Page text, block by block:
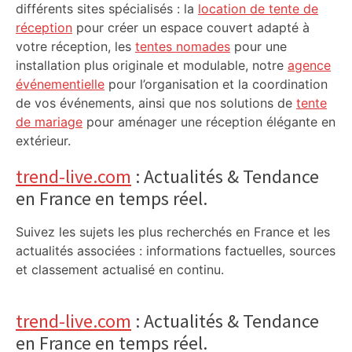
différents sites spécialisés : la location de tente de
réception pour créer un espace couvert adapté à
votre réception, les tentes nomades pour une
installation plus originale et modulable, notre agence
événementielle pour l’organisation et la coordination
de vos événements, ainsi que nos solutions de tente
de mariage pour aménager une réception élégante en
extérieur.
trend-live.com : Actualités & Tendance
en France en temps réel.
Suivez les sujets les plus recherchés en France et les
actualités associées : informations factuelles, sources
et classement actualisé en continu.
trend-live.com : Actualités & Tendance
en France en temps réel.